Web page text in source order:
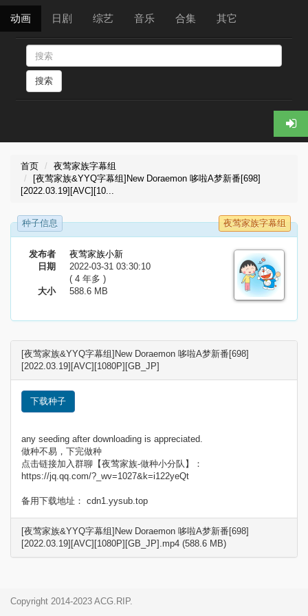
动画 日剧 综艺 音乐 合集 其它
搜索
首页
夜莺家族字幕组
[夜莺家族&YYQ字幕组]New Doraemon 哆啦A梦新番[698]
[2022.03.19][AVC][10...
种子信息 夜莺家族字幕组
发布者
夜莺家族小新
日期
2022-03-31 03:30:10
( 4 年多 )
大小
588.6 MB
[夜莺家族&YYQ字幕组]New Doraemon 哆啦A梦新番[698]
[2022.03.19][AVC][1080P][GB_JP]
下载种子
any seeding after downloading is appreciated.
做种不易，下完做种
点击链接加入群聊【夜莺家族-做种小分队】：
https://jq.qq.com/?_wv=1027&k=i122yeQt
备用下载地址： cdn1.yysub.top
[夜莺家族&YYQ字幕组]New Doraemon 哆啦A梦新番[698]
[2022.03.19][AVC][1080P][GB_JP].mp4 (588.6 MB)
Copyright 2014-2023 ACG.RIP.